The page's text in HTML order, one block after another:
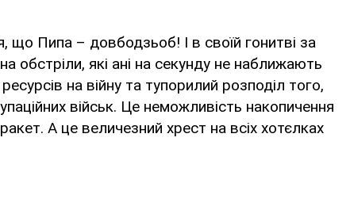
що Пипа – довбодзьоб! І в своїй гонитві за
обстріли, які ані на секунду не наближають
на війну та тупорилий розподіл того,
військ. Це неможливість накопичення
А це величезний хрест на всіх хотєлках